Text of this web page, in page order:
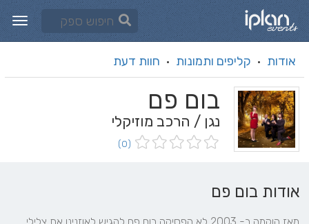
אודות · קליפים ותמונות · חוות דעת
בום פם
נגן / הרכב מוזיקלי
(0)
אודות בום פם